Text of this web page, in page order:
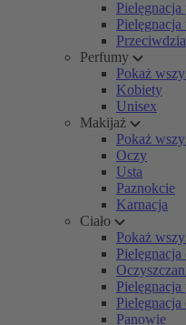
Pielęgnacja
Pielęgnacja
Perfumy
Pokaż
Kobiety
Unisex
Makijaż
Pokaż
Oczy
Usta
Paznokcie
Karnacja
Ciało
Pokaż
Pielęgnacja
Pielęgnacja
Pielęgnacja
Panowie